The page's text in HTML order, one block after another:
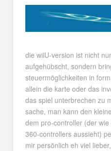
die wiiU-version ist nicht
aufgehübscht, sondern
steuermöglichkeiten in
allein die karte oder das
das spiel unterbrechen zu
sache, man kann den
dem pro-controller (der
360-controllers aussieht)
mir persönlich eh viel